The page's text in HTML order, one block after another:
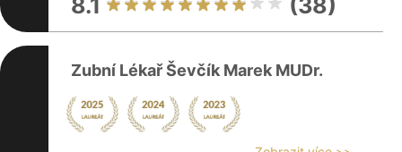
8.1 (38)
Zubní Lékař Ševčík Marek MUDr.